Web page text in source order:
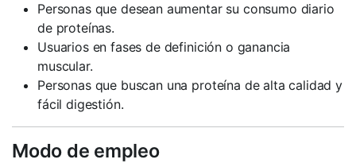
Personas que desean aumentar su consumo diario
de proteínas.
Usuarios en fases de definición o ganancia
muscular.
Personas que buscan una proteína de alta calidad y
fácil digestión.
Modo de empleo